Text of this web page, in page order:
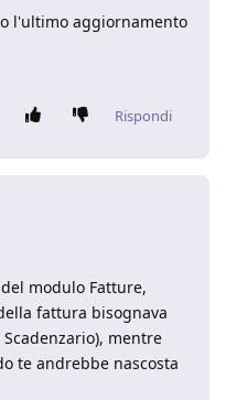
l'ultimo aggiornamento
Rispondi
modulo Fatture,
fattura bisognava
mentre
te andrebbe nascosta